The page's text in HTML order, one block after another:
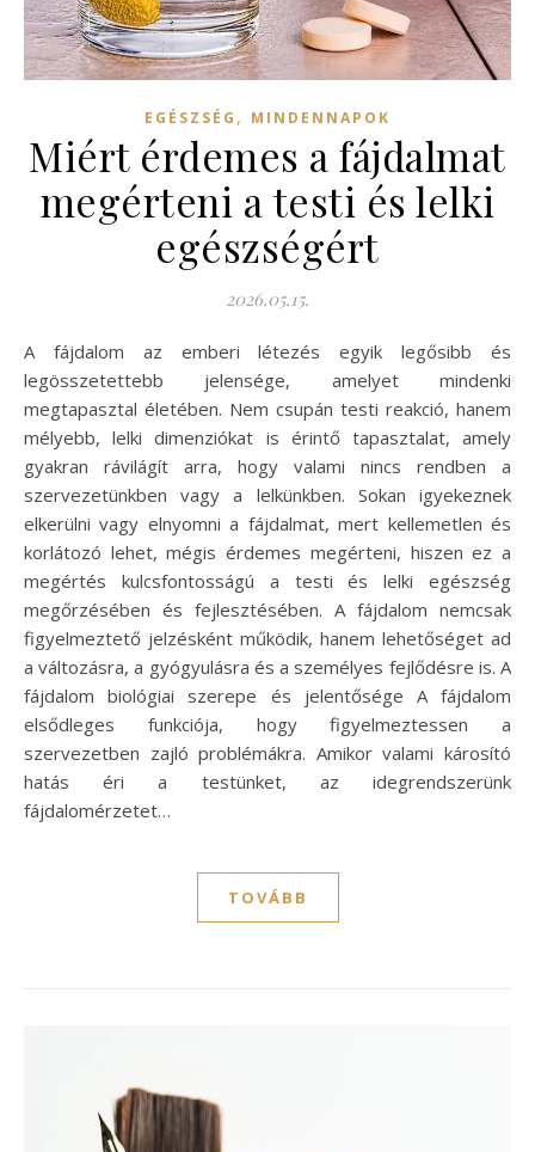
EGÉSZSÉG , MINDENNAPOK
Miért érdemes a fájdalmat
megérteni a testi és lelki
egészségért
2026.05.15.
A fájdalom az emberi létezés egyik legősibb és
legösszetettebb jelensége, amelyet mindenki
megtapasztal életében. Nem csupán testi reakció, hanem
mélyebb, lelki dimenziókat is érintő tapasztalat, amely
gyakran rávilágít arra, hogy valami nincs rendben a
szervezetünkben vagy a lelkünkben. Sokan igyekeznek
elkerülni vagy elnyomni a fájdalmat, mert kellemetlen és
korlátozó lehet, mégis érdemes megérteni, hiszen ez a
megértés kulcsfontosságú a testi és lelki egészség
megőrzésében és fejlesztésében. A fájdalom nemcsak
figyelmeztető jelzésként működik, hanem lehetőséget ad
a változásra, a gyógyulásra és a személyes fejlődésre is. A
fájdalom biológiai szerepe és jelentősége A fájdalom
elsődleges funkciója, hogy figyelmeztessen a
szervezetben zajló problémákra. Amikor valami károsító
hatás éri a testünket, az idegrendszerünk
fájdalomérzetet…
TOVÁBB